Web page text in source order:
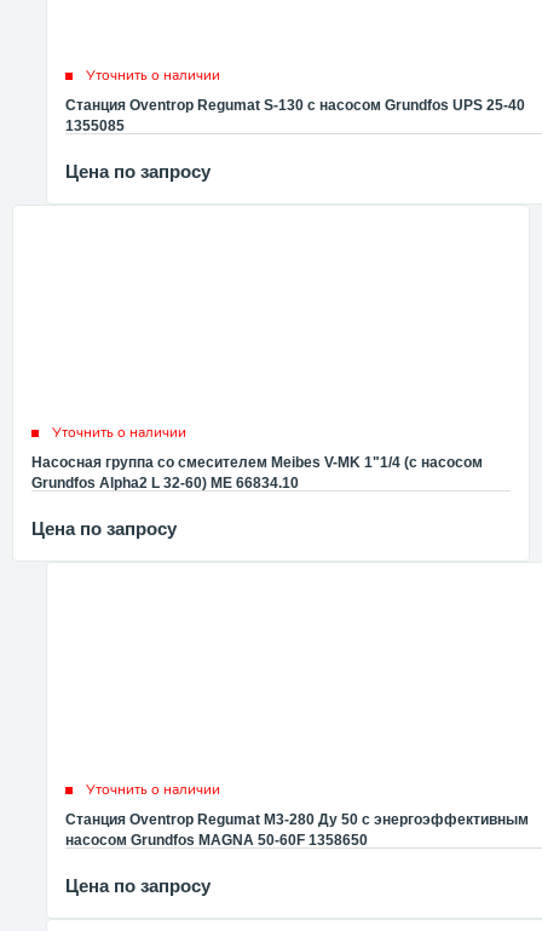
Уточнить о наличии
Станция Oventrop Regumat S-130 с насосом Grundfos UPS 25-40
1355085
Цена по запросу
Уточнить о наличии
Насосная группа со смесителем Meibes V-MK 1"1/4 (с насосом
Grundfos Alpha2 L 32-60) ME 66834.10
Цена по запросу
Уточнить о наличии
Станция Oventrop Regumat M3-280 Ду 50 с энергоэффективным
насосом Grundfos MAGNA 50-60F 1358650
Цена по запросу